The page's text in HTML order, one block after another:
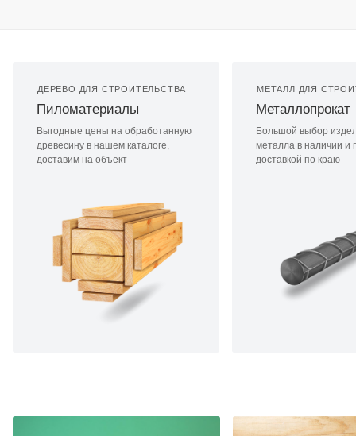
ДЕРЕВО ДЛЯ СТРОИТЕЛЬСТВА
Пиломатериалы
Выгодные цены на обработанную
древесину в нашем каталоге,
доставим на объект
МЕТАЛЛ ДЛЯ
Металлопрокат
Большой выбор
металла в наличии и
доставкой по краю